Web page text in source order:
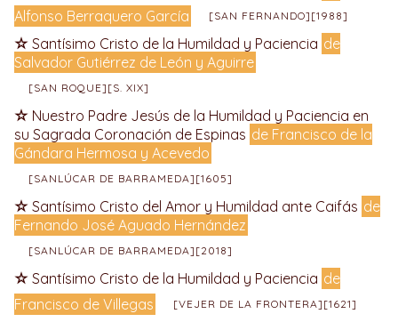
Alfonso Berraquero García
[SAN FERNANDO][1988]
Santísimo Cristo de la Humildad y Paciencia de
Salvador Gutiérrez de León y Aguirre
[SAN ROQUE][S. XIX]
Nuestro Padre Jesús de la Humildad y Paciencia en
su Sagrada Coronación de Espinas de Francisco de la
Gándara Hermosa y Acevedo
[SANLÚCAR DE BARRAMEDA][1605]
Santísimo Cristo del Amor y Humildad ante Caifás de
Fernando José Aguado Hernández
[SANLÚCAR DE BARRAMEDA][2018]
Santísimo Cristo de la Humildad y Paciencia de
Francisco de Villegas
[VEJER DE LA FRONTERA][1621]